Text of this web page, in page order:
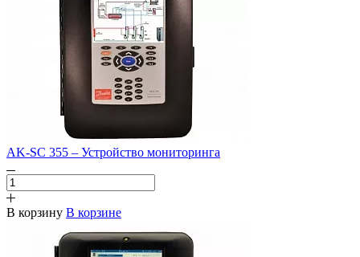
AK-SC 355 – Устройство мониторинга
В корзину В корзине